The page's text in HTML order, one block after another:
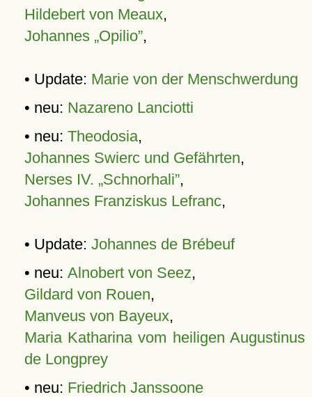
Hildebert von Meaux,
Johannes „Opilio”,
• Update: Marie von der Menschwerdung
• neu: Nazareno Lanciotti
• neu: Theodosia,
Johannes Swierc und Gefährten,
Nerses IV. „Schnorhali”,
Johannes Franziskus Lefranc,
• Update: Johannes de Brébeuf
• neu: Alnobert von Seez,
Gildard von Rouen,
Manveus von Bayeux,
Maria Katharina vom heiligen Augustinus
de Longprey
• neu: Friedrich Janssoone